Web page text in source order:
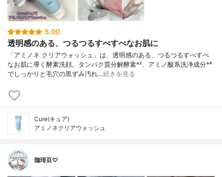
5.00
透明感のある、つるつるすべすべなお肌に
「アミノネ クリアウォッシュ」は、透明感のある、つるつるすべすべ
なお肌に導く酵素洗顔。タンパク質分解酵素*²、アミノ酸系洗浄成分*⁴
でしっかりと毛穴の黒ずみ汚れ…続きを見る
Cure(キュア)
アミノネクリアウォッシュ
珈琲豆♡